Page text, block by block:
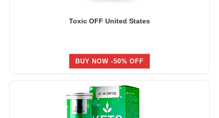
Toxic OFF United States
BUY NOW -50% OFF